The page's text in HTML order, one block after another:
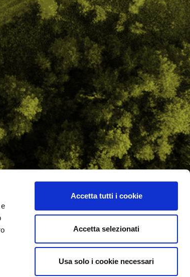
Accetta tutti i cookie
Accetta selezionati
Usa solo i cookie necessari